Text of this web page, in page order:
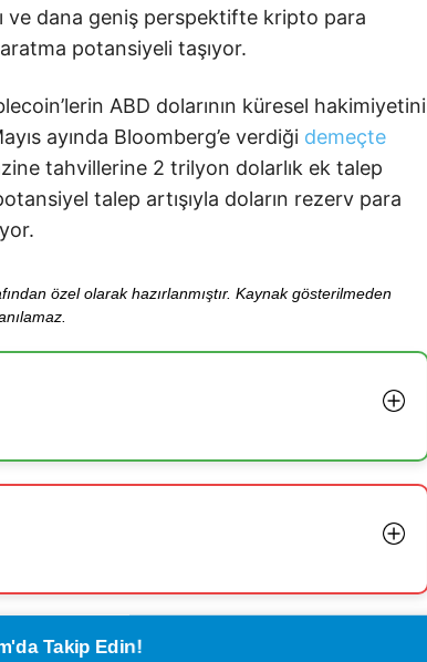
ve dana geniş perspektifte kripto para
potansiyeli taşıyor.
ABD dolarının küresel hakimiyetini
ayında Bloomberg’e verdiği demeçte
tahvillerine 2 trilyon dolarlık ek talep
talep artışıyla doların rezerv para
özel olarak hazırlanmıştır. Kaynak gösterilmeden
Takip Edin!